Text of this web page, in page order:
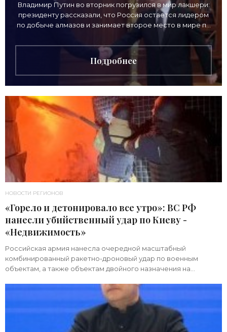
Владимир Путин во вторник погрузился в мир лакшери:
президенту рассказали, что Россия остается лидером
по добыче алмазов и занимает второе место в мире по
Подробнее
НОВОСТИ РЕГИОНОВ
«Горело и детонировало все утро»: ВС РФ
нанесли убийственный удар по Киеву -
«Недвижимость»
Российская армия нанесла очередной масштабный
комбинированный ракетно-дроновый удар по военным
объектам, а также объектам двойного назначения на